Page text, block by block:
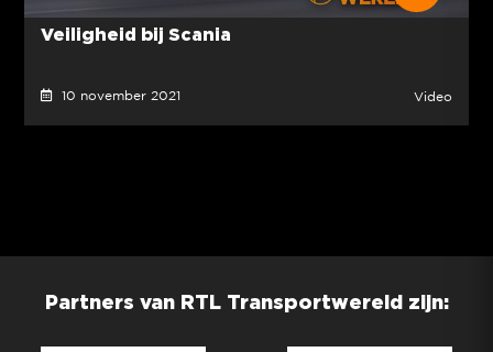
Veiligheid bij Scania
10 november 2021 Video
Partners van RTL Transportwereld zijn: